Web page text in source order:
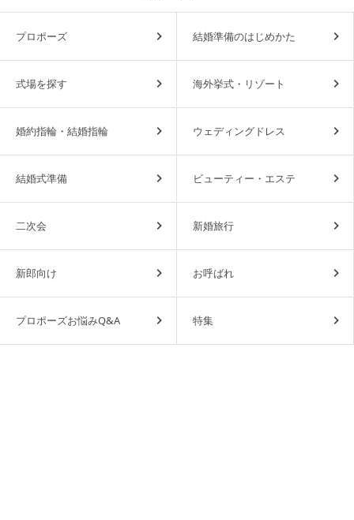
プロポーズ 結婚準備のはじめかた
式場を探す 海外挙式・リゾート
婚約指輪・結婚指輪 ウェディングドレス
結婚式準備 ビューティー・エステ
二次会 新婚旅行
新郎向け お呼ばれ
プロポーズお悩みQ&A 特集